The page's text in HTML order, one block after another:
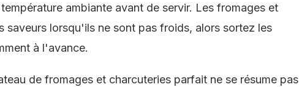
ambiante avant de servir. Les fromages et
saveurs lorsqu'ils ne sont pas froids, alors sortez les
à l'avance.
de fromages et charcuteries parfait ne se résume pas